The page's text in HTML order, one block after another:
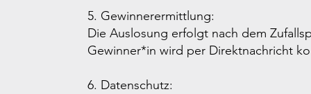
5. Gewinnerermittlung:
Die Auslosung erfolgt nach dem
Gewinner*in wird per Direktnachricht
6. Datenschutz: